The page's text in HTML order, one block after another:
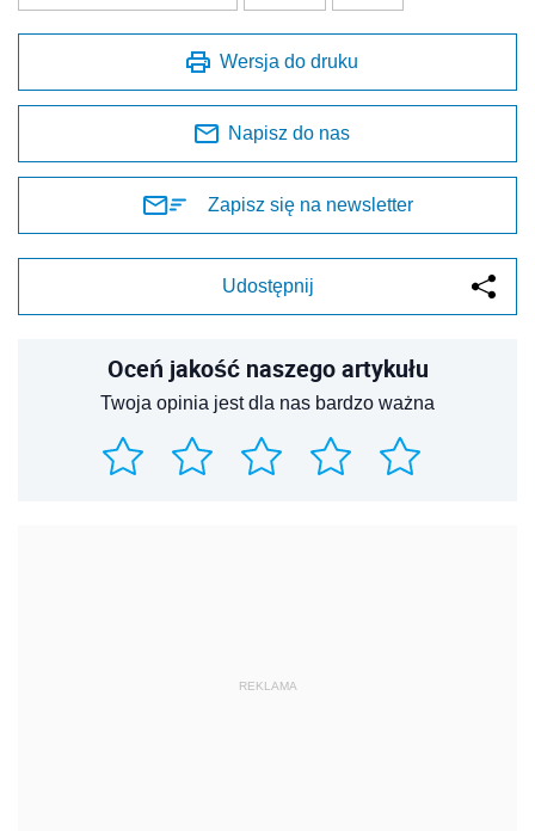
Wersja do druku
Napisz do nas
Zapisz się na newsletter
Udostępnij
Oceń jakość naszego artykułu
Twoja opinia jest dla nas bardzo ważna
REKLAMA